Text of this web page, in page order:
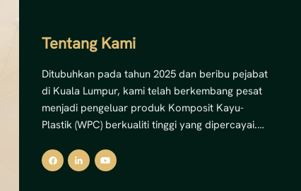
Tentang Kami
Ditubuhkan pada tahun 2025 dan beribu pejabat
di Kuala Lumpur, kami telah berkembang pesat
menjadi pengeluar produk Komposit Kayu-
Plastik (WPC) berkualiti tinggi yang dipercayai.
dan kemampanan, kami pakar dalam
menghasilkan penyelesaian dek WPC luaran,